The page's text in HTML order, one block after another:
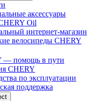
аксессуары
Oil
интернет-магазин
велосипеды CHERY
— помощь в пути
CHERY
по эксплуатации
поддержка